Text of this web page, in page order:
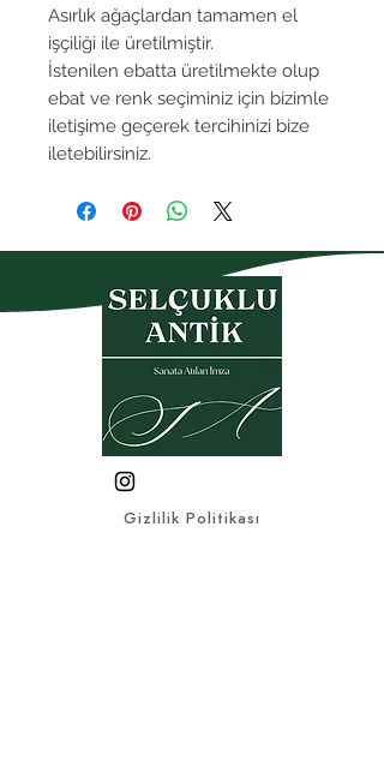
Asırlık ağaçlardan tamamen el
işçiliği ile üretilmiştir.
İstenilen ebatta üretilmekte olup
ebat ve renk seçiminiz için bizimle
iletişime geçerek tercihinizi bize
iletebilirsiniz.
Gizlilik Politikası